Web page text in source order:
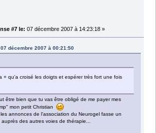
#7 le: 07 décembre 2007 à 14:23:18 »
décembre 2007 à 00:21:50
+ qu'a croisé les doigts et espérer très fort une fois
être bien que tu vas être obligé de me payer mes
mon petit Christian
annonces de l'association du Neurogel fasse un
des autres voies de thérapie...